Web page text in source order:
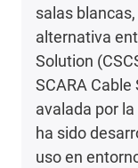
salas
alternativa
Solution
SCARA
avalada por
ha sido
uso en